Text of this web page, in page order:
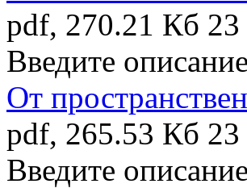
pdf, 270.21 Кб 23
Введите
От
pdf, 265.53 Кб 23
Введите